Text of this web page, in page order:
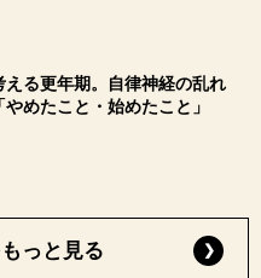
える更年期。自律神経の乱れ
めたこと・始めたこと」
っと見る